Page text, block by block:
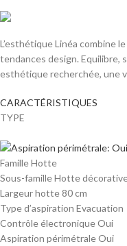
L’esthétique Linéa combine
tendances design. Equilibre,
esthétique recherchée, une
CARACTÉRISTIQUES
TYPE
Famille Hotte
Sous-famille Hotte
Largeur hotte 80 cm
Type d’aspiration Evacuation
Contrôle électronique Oui
Aspiration périmétrale Oui